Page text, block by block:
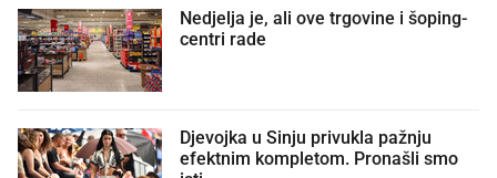
Nedjelja je, ali ove trgovine i šoping-
centri rade
Djevojka u Sinju privukla pažnju
efektnim kompletom. Pronašli smo